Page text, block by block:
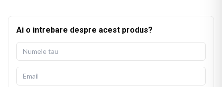
Ai o intrebare despre acest produs?